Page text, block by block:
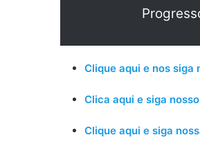
Clique aqui e nos siga
Clica aqui e siga
Clique aqui e siga